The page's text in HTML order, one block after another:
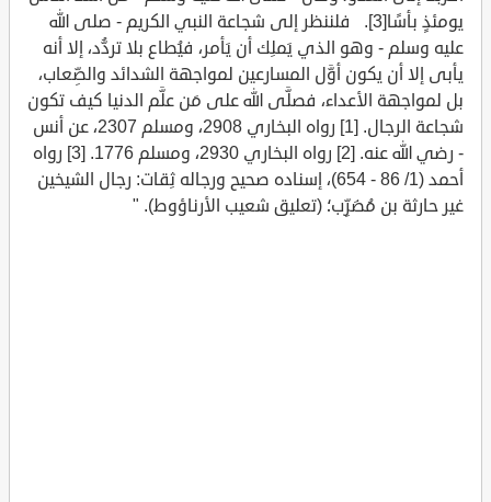
يومئذٍ بأسًا[3]. فلننظر إلى شجاعة النبي الكريم - صلى الله
عليه وسلم - وهو الذي يَملِك أن يَأمر، فيُطاع بلا تردُّد، إلا أنه
يأبى إلا أن يكون أوَّل المسارعين لمواجهة الشدائد والصِّعاب،
بل لمواجهة الأعداء، فصلَّى الله على مَن علَّم الدنيا كيف تكون
شجاعة الرجال. [1] رواه البخاري 2908، ومسلم 2307، عن أنس
- رضي الله عنه. [2] رواه البخاري 2930، ومسلم 1776. [3] رواه
أحمد (1/ 86 - 654)، إسناده صحيح ورجاله ثِقات: رجال الشيخين
غير حارثة بن مُضَرِّب؛ (تعليق شعيب الأرناؤوط). "